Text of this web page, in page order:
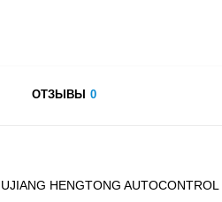
ОТЗЫВЫ 0
HENGTONG